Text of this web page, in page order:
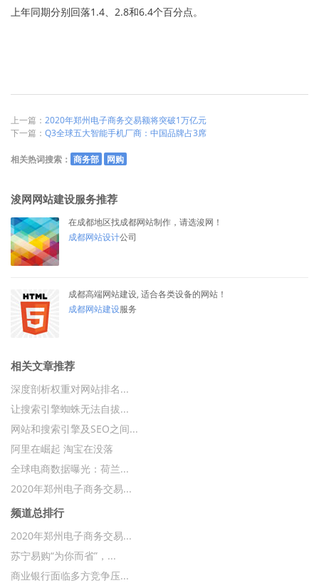
上年同期分别回落1.4、2.8和6.4个百分点。
上一篇： 2020年郑州电子商务交易额将突破1万亿元
下一篇： Q3全球五大智能手机厂商：中国品牌占3席
相关热词搜索： 商务部 网购
浚网网站建设服务推荐
在成都地区找成都网站制作，请选浚网！
成都网站设计公司
成都高端网站建设, 适合各类设备的网站！
成都网站建设服务
相关文章推荐
深度剖析权重对网站排名...
让搜索引擎蜘蛛无法自拔...
网站和搜索引擎及SEO之间...
阿里在崛起 淘宝在没落
全球电商数据曝光：荷兰...
2020年郑州电子商务交易...
频道总排行
2020年郑州电子商务交易...
苏宁易购“为你而省”，...
商业银行面临多方竞争压...